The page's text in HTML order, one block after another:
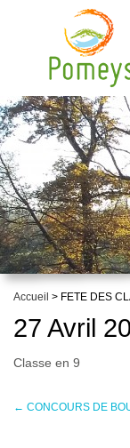
Accueil > FETE DES
27 Avril
Classe en 9
← CONCOURS DE